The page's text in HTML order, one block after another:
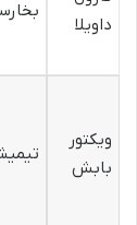
داویلا
ویکتور
بابش